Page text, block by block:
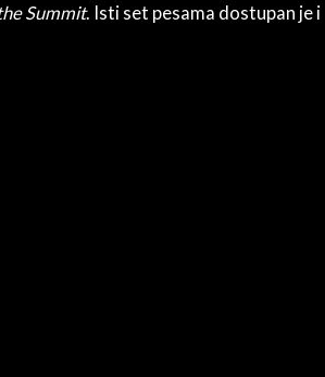
Summit. Isti set pesama dostupan je i